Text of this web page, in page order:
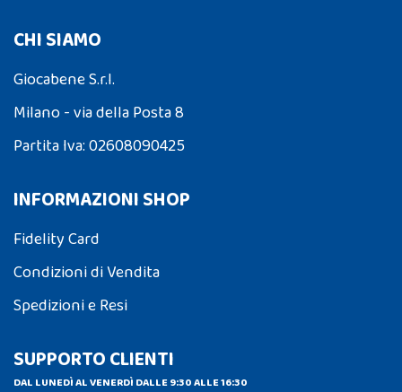
CHI SIAMO
Giocabene S.r.l.
Milano - via della Posta 8
Partita Iva: 02608090425
INFORMAZIONI SHOP
Fidelity Card
Condizioni di Vendita
Spedizioni e Resi
SUPPORTO CLIENTI
DAL LUNEDÌ AL VENERDÌ DALLE 9:30 ALLE 16:30